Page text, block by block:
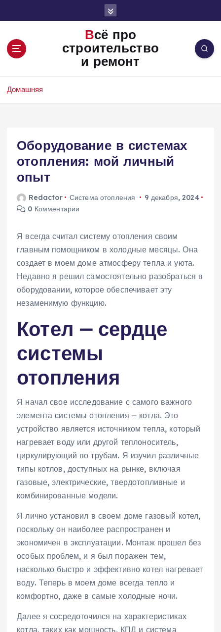
Всё про
строительство
и ремонт
Домашняя
Оборудование в системах
отопления: мой личный
опыт
Redactor Система отопления
9 декабря, 2024
0 Комментарии
Я всегда считал систему отопления своим
главным помощником в холодные месяцы. Она
создает в моем доме атмосферу тепла и уюта.
Недавно я решил самостоятельно разобраться в
оборудовании, которое обеспечивает эту
незаменимую функцию.
Котел ⎼ сердце
системы
отопления
Я начал свое исследование с самого важного
элемента системы отопления ⎼ котла. Это
устройство является источником тепла, который
нагревает воду или другой теплоноситель,
циркулирующий по трубам. Я изучил различные
типы котлов, доступных на рынке, включая
газовые, электрические, твердотопливные и
комбинированные модели.
Я лично установил в своем доме газовый котел,
поскольку он наиболее распространен и
экономичен в эксплуатации. Монтаж прошел без
особых проблем, и я был поражен тем,
насколько быстро и эффективно котел нагревает
воду. Теперь в моем доме всегда тепло и
комфортно, даже в самые холодные ночи.
Далее я сосредоточился на характеристиках
котла, таких как мощность, КПД и система